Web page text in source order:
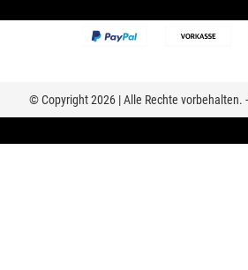
© Copyright 2026 | Alle Rechte vorbehalten.